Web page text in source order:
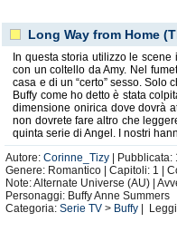
Long Way from Home
In questa storia utilizzo le
con un coltello da Amy. Nel
casa e di un “certo” sesso.
Buffy come ho detto è stata
dimensione onirica dove dovrà
non dovrete fare altro che
quinta serie di Angel. I nostri
Autore:Corinne_Tizy |
Genere: Romantico | Capitoli: 1 |
Note: Alternate Universe (AU) |
Personaggi: Buffy Anne Summers
Categoria:Serie TV > Buffy |